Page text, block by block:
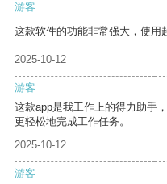
游客
这款软件的功能非常强大，使用
2025-10-12
游客
这款app是我工作上的得力助手
更轻松地完成工作任务。
2025-10-12
游客